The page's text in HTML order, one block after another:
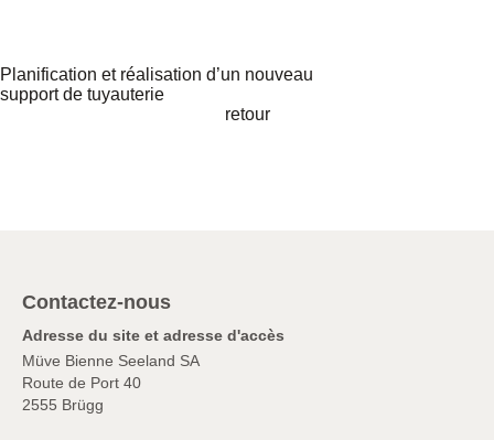
Planification et réalisation d’un nouveau
support de tuyauterie
retour
Contactez-nous
Adresse du site et adresse d'accès
Müve Bienne Seeland SA
Route de Port 40
2555 Brügg